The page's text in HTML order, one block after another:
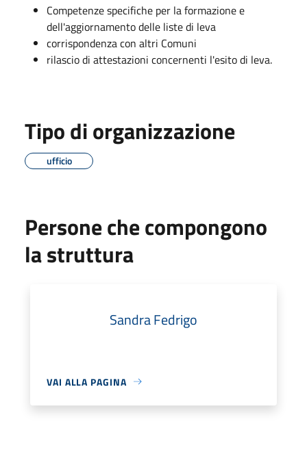
Competenze specifiche per la formazione e
dell'aggiornamento delle liste di leva
corrispondenza con altri Comuni
rilascio di attestazioni concernenti l'esito di leva.
Tipo di organizzazione
ufficio
Persone che compongono
la struttura
Sandra Fedrigo
VAI ALLA PAGINA